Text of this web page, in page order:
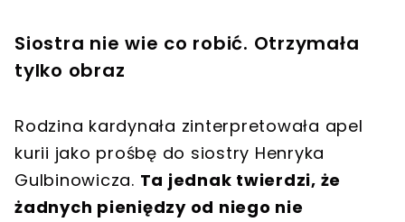
Siostra nie wie co robić. Otrzymała
tylko obraz
Rodzina kardynała zinterpretowała apel
kurii jako prośbę do siostry Henryka
Gulbinowicza. Ta jednak twierdzi, że
żadnych pieniędzy od niego nie